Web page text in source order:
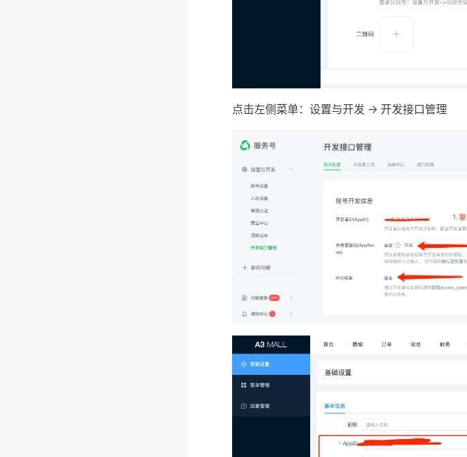
点击左侧菜单：设置与开发 -> 开发接口管理